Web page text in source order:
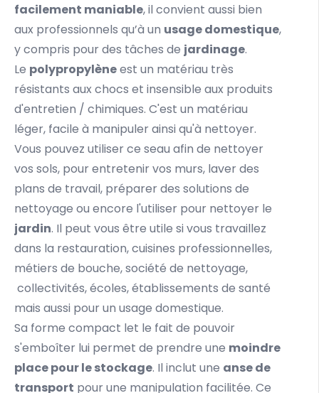
facilement maniable, il convient aussi bien
aux professionnels qu’à un usage domestique,
y compris pour des tâches de jardinage.
Le polypropylèneest un matériau très
résistants aux chocs et insensible aux produits
d'entretien / chimiques. C'est un matériau
léger, facile à manipuler ainsi qu'à nettoyer.
Vous pouvez utiliser ce seau afin de nettoyer
vos sols, pour entretenir vos murs, laver des
plans de travail, préparer des solutions de
nettoyage ou encore l'utiliser pour nettoyer le
jardin. Il peut vous être utile si vous travaillez
dans la restauration, cuisines professionnelles,
métiers de bouche, société de nettoyage,
collectivités, écoles, établissements de santé
mais aussi pour un usage domestique.
Sa forme compact let le fait de pouvoir
s'emboîter lui permet de prendre une moindre
place pour le stockage. Il inclut une anse de
transport pour une manipulation facilitée. Ce